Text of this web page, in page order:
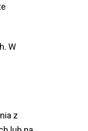
W
z